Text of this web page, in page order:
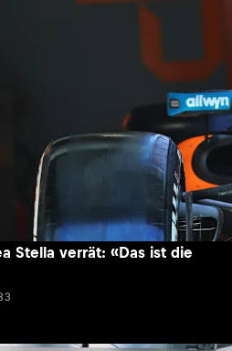
Stella verrät: «Das ist die